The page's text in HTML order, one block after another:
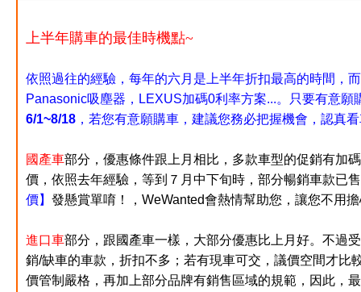
上半年購車的最佳時機點~
依照過往的經驗，每年的六月是上半年折扣最高的時間，
Panasonic吸塵器，LEXUS加碼0利率方案...。只要有意
6/1~8/18，若您有意願購車，建議您務必把握機會，認真
國產車部分，優惠條件跟上月相比，多款車型的促銷有加
價，依照去年經驗，等到７月中下旬時，部分暢銷車款已
價】 發懸賞單唷！ ， WeWanted會熱情幫助您，讓您不用
進口車部分，跟國產車一樣，大部分優惠比上月好。不過
銷/缺車的車款，折扣不多；若有現車可交，議價空間才比
價管制嚴格，再加上部分品牌有銷售區域的規範，因此，